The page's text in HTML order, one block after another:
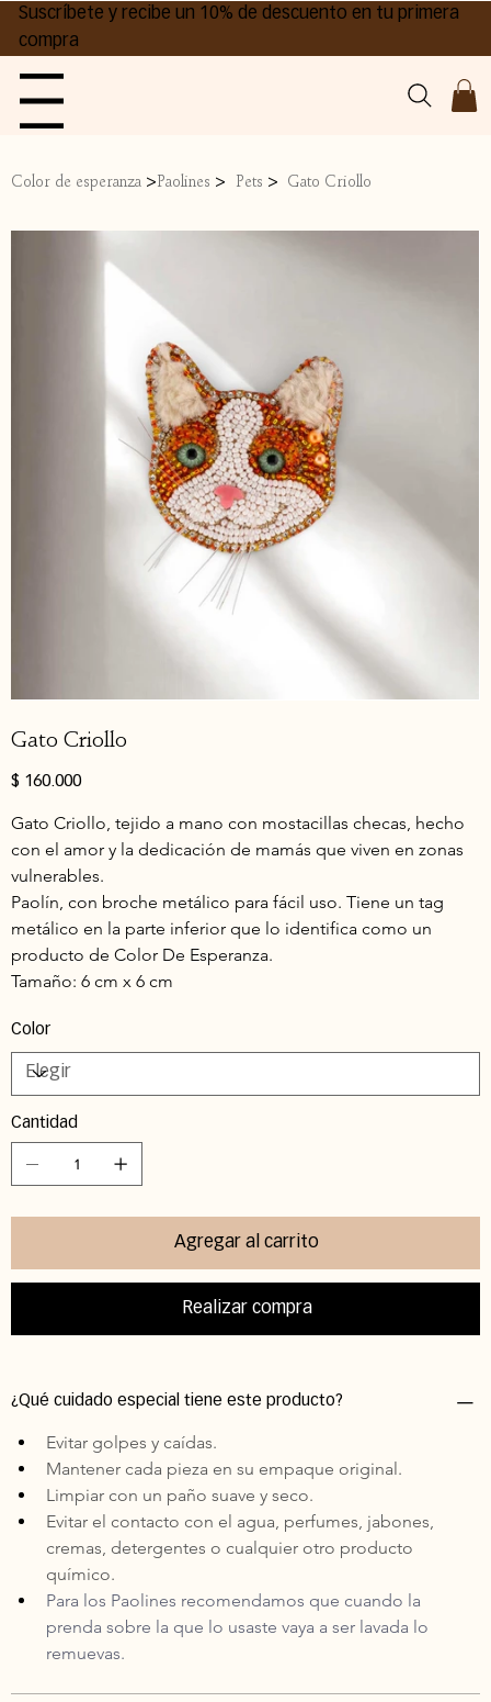
Suscríbete y recibe un 10% de descuento en tu primera
compra
Color de esperanza > Paolines > Pets > Gato Criollo
Gato Criollo
Precio
$ 160.000
Gato Criollo, tejido a mano con mostacillas checas, hecho
con el amor y la dedicación de mamás que viven en zonas
vulnerables.
Paolín, con broche metálico para fácil uso. Tiene un tag
metálico en la parte inferior que lo identifica como un
producto de Color De Esperanza.
Tamaño: 6 cm x 6 cm
Color
Cantidad
Agregar al carrito
Realizar compra
¿Qué cuidado especial tiene este producto?
Evitar golpes y caídas.
Mantener cada pieza en su empaque original.
Limpiar con un paño suave y seco.
Evitar el contacto con el agua, perfumes, jabones,
cremas, detergentes o cualquier otro producto
químico.
Para los Paolines recomendamos que cuando la
prenda sobre la que lo usaste vaya a ser lavada lo
remuevas.